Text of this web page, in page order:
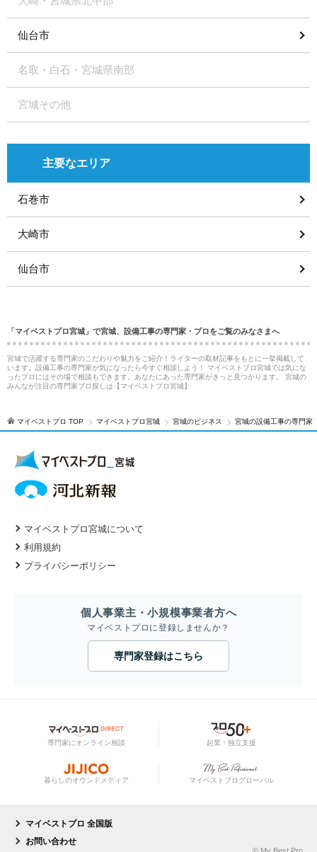
仙台市
名取・白石・宮城県南部
宮城その他
主要なエリア
石巻市
大崎市
仙台市
「マイベストプロ宮城」で宮城、設備工事の専門家・プロをご覧のみなさまへ
宮城で活躍する専門家のこだわりや魅力をご紹介！ライターの取材記事をもとに一挙掲載して
います。設備工事の専門家が気になったら今すぐ相談しよう！ マイベストプロ宮城では気にな
ったプロにはその場で相談もできます。あなたにあった専門家がきっと見つかります。 宮城の
みんなが注目の専門家プロ探しは【マイベストプロ宮城】
マイベストプロ TOP マイベストプロ宮城 宮城のビジネス 宮城の設備工事の専門家
マイベストプロ宮城について
利用規約
プライバシーポリシー
個人事業主・小規模事業者方へ
マイベストプロに登録しませんか？
専門家登録はこちら
専門家にオンライン相談 起業・独立支援
暮らしのオウンドメディア マイベストプログローバル
マイベストプロ 全国版
お問い合わせ